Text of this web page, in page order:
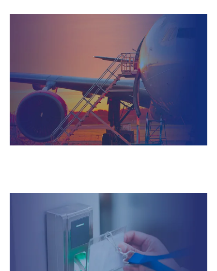
Carte de détection radar pour la Défense
Réalisation de prototypes robustes pour tests en
Bancs de test et de contrôle pour équipements
embarqués
Centrales inertielles
Balises de localisation d'urgence avec intégration de
torons